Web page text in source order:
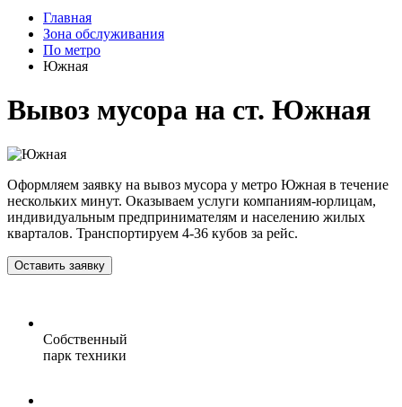
Главная
Зона обслуживания
По метро
Южная
Вывоз мусора на ст. Южная
Оформляем заявку на вывоз мусора у метро Южная в течение
нескольких минут. Оказываем услуги компаниям-юрлицам,
индивидуальным предпринимателям и населению жилых
кварталов. Транспортируем 4-36 кубов за рейс.
Оставить заявку
Собственный
парк техники